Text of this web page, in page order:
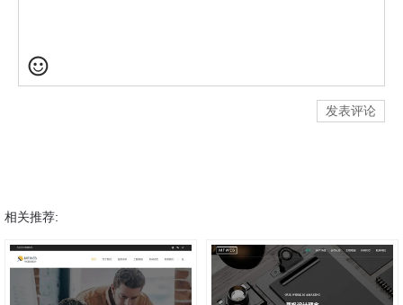
发表评论
相关推荐: